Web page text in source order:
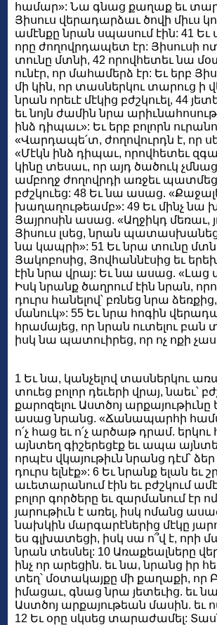
համար»: Նա գնաց քաղաք եւ
Յիսուս վերադարձաւ ծովի միւս
ամէնքը նրան սպասում էին: 41 Եւ
որը ժողովրդապետ էր: Յիսուսի
տունը մտնի, 42 որովհետեւ նա
ունէր, որ մահամերձ էր: Եւ երբ
մի կին, որ տասներկու տարուց ի
նրան որեւէ մէկից բժշկուել, 44
եւ նոյն ժամին նրա
ինձ դիպաւ»: Եւ երբ բոլորն
«Վարդապե՛տ, ժողովուրդն է, որ
«Մէկն ինձ դիպաւ, որովհետեւ
կինը տեսաւ, որ այդ ծածուկ
ամբողջ ժողովրդի առջեւ պատմեց,
բժշկուեց: 48 Եւ նա ասաց.
խաղաղութեամբ»: 49 Եւ մինչ նա
Յայրոսին ասաց. «Աղջիկդ մեռաւ,
Յիսուս լսեց, նրան
նա կապրի»: 51 Եւ նրա տունը
Յակոբոսից, Յովհաննէսից եւ
էին նրա վրայ: Եւ նա ասաց. «Լաց
Իսկ նրանք ծաղրում էին նրան,
դուրս հանելով՝ բռնեց նրա
մանուկ»: 55 Եւ նրա հոգին
հրամայեց, որ նրան ուտելու
իսկ նա պատուիրեց, որ ոչ ոքի
1 Եւ նա, կանչելով տասներկու
տուեց բոլոր դեւերի վրայ, նաեւ՝
քարոզելու Աստծոյ
ասաց նրանց. «Ճանապարհի համար
ո՛չ հաց եւ ո՛չ արծաթ դրամ. երկու
այնտեղ գիշերեցէք եւ ապա
որպէս վկայութիւն նրանց դէմ՝
դուրս ելնէք»: 6 Եւ նրանք ելան եւ
աւետարանում էին եւ բժշկում
բոլոր գործերը եւ զարմանում էր
յարութիւն է առել, իսկ ոմանց
նախկին մարգարէներից մէկը
ես գլխատեցի, իսկ սա ո՞վ է, որի
նրան տեսնել: 10 Առաքեալները
ինչ որ արեցին. եւ նա, նրանց իր
տեղ՝ մօտակայքը մի քաղաքի, որ
իմացաւ, գնաց նրա յետեւից. եւ
Աստծոյ արքայութեան մասին. եւ
12 Եւ օրը սկսեց տարաժամել: